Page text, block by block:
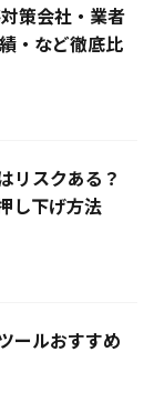
策会社・業者
・など徹底比
リスクある？
し下げ方法
ールおすすめ